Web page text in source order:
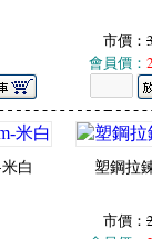
市價：
會員價：
白 塑鋼拉
市價：